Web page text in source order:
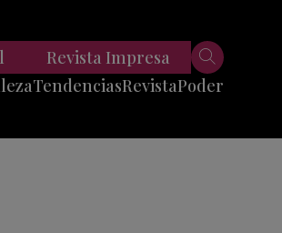
TendenciasRevistaPoder
Revista Impresa